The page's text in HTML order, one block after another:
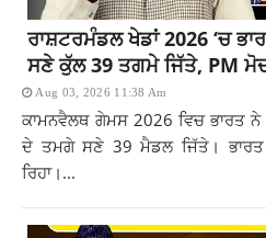
ਰਾਸ਼ਟਰਮੰਡਲ ਖੇਡਾਂ 2026 ‘ਚ
ਸਣੇ ਕੁੱਲ 39 ਤਗਮੇ ਜਿੱਤੇ, PM
Aug 03, 2026 11:38 Am
ਕਾਮਨਵੈਲਥ ਗੇਮਸ 2026 ਵਿਚ ਭਾਰਤ
ਦੇ ਤਮਗੇ ਸਣੇ 39 ਮੈਡਲ ਜਿੱਤੇ।
ਰਿਹਾ।...